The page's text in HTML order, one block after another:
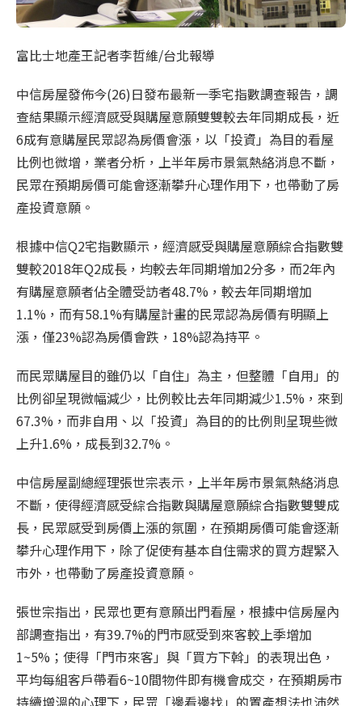
富比士地產王記者李哲維/台北報導
中信房屋發佈今(26)日發布最新一季宅指數調查報告，調
查結果顯示經濟感受與購屋意願雙雙較去年同期成長，近
6成有意購屋民眾認為房價會漲，以「投資」為目的看屋
比例也微增，業者分析，上半年房市景氣熱絡消息不斷，
民眾在預期房價可能會逐漸攀升心理作用下，也帶動了房
產投資意願。
根據中信Q2宅指數顯示，經濟感受與購屋意願綜合指數雙
雙較2018年Q2成長，均較去年同期增加2分多，而2年內
有購屋意願者佔全體受訪者48.7%，較去年同期增加
1.1%，而有58.1%有購屋計畫的民眾認為房價有明顯上
漲，僅23%認為房價會跌，18%認為持平。
而民眾購屋目的雖仍以「自住」為主，但整體「自用」的
比例卻呈現微幅減少，比例較比去年同期減少1.5%，來到
67.3%，而非自用、以「投資」為目的的比例則呈現些微
上升1.6%，成長到32.7%。
中信房屋副總經理張世宗表示，上半年房市景氣熱絡消息
不斷，使得經濟感受綜合指數與購屋意願綜合指數雙雙成
長，民眾感受到房價上漲的氛圍，在預期房價可能會逐漸
攀升心理作用下，除了促使有基本自住需求的買方趕緊入
市外，也帶動了房產投資意願。
張世宗指出，民眾也更有意願出門看屋，根據中信房屋內
部調查指出，有39.7%的門市感受到來客較上季增加
1~5%；使得「門市來客」與「買方下斡」的表現出色，
平均每組客戶帶看6~10間物件即有機會成交，在預期房市